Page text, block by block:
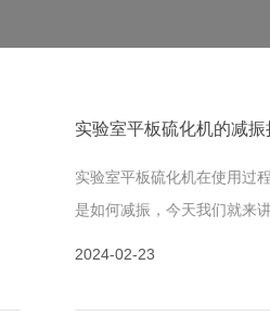
实验室平板硫化机的减振
实验室平板硫化机在使用过
是如何减振，今天我们就来
2024-02-23